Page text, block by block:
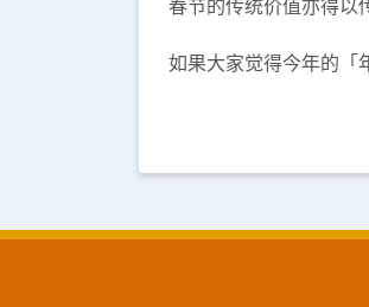
如果大家觉得今年的「